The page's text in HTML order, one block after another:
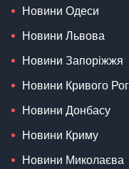
Новини Одеси
Новини Львова
Новини Запоріжжя
Новини Кривого
Новини Донбасу
Новини Криму
Новини Миколаєва